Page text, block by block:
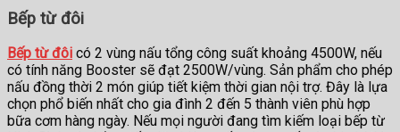
Bếp từ đôi
Bếp từ đôi có 2 vùng nấu tổng công suất khoảng 4500W, nếu
có tính năng Booster sẽ đạt 2500W/vùng. Sản phẩm cho phép
nấu đồng thời 2 món giúp tiết kiệm thời gian nội trợ. Đây là lựa
chọn phổ biến nhất cho gia đình 2 đến 5 thành viên phù hợp
bữa cơm hàng ngày. Nếu mọi người đang tìm kiếm loại bếp từ